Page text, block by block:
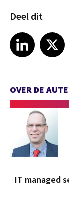
Deel dit
Share article on LinkedIn
LinkedIn
Share article
OVER DE
IT managed